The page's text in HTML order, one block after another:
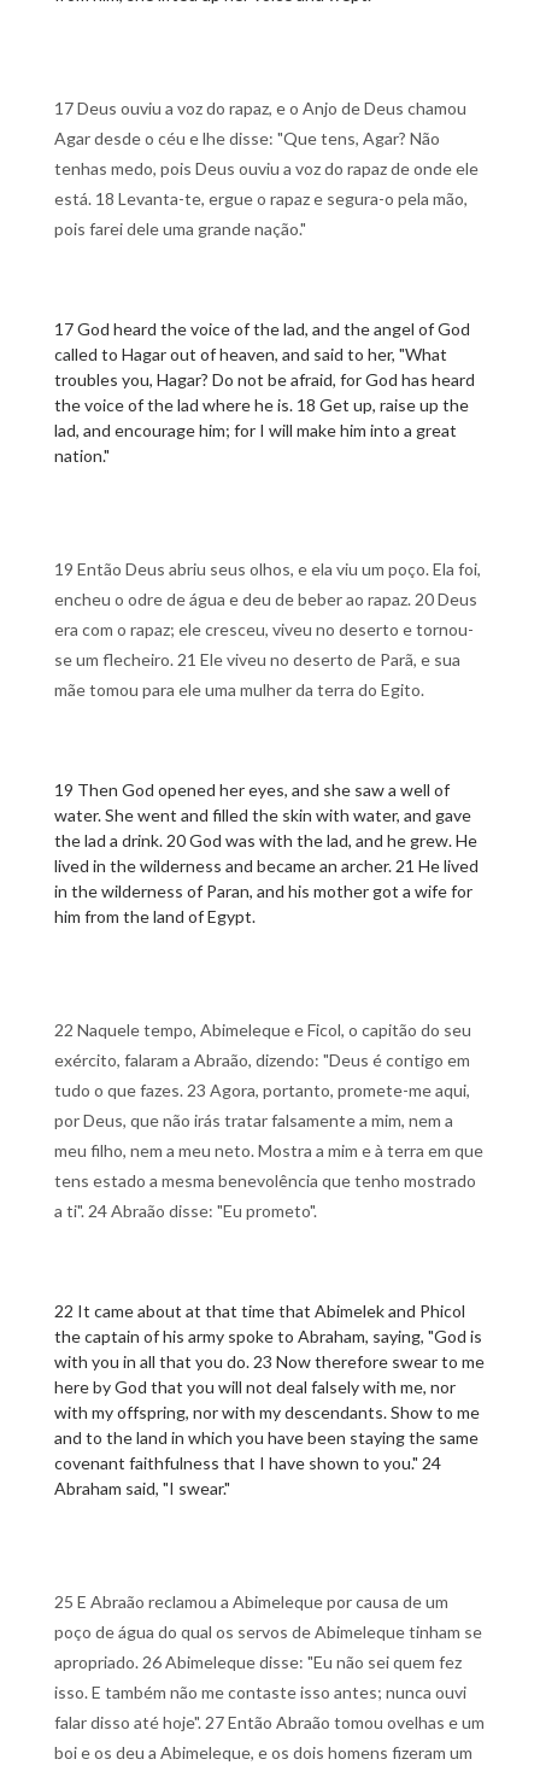
17 Deus ouviu a voz do rapaz, e o Anjo de Deus chamou
Agar desde o céu e lhe disse: "Que tens, Agar? Não
tenhas medo, pois Deus ouviu a voz do rapaz de onde ele
está. 18 Levanta-te, ergue o rapaz e segura-o pela mão,
pois farei dele uma grande nação."
17 God heard the voice of the lad, and the angel of God
called to Hagar out of heaven, and said to her, "What
troubles you, Hagar? Do not be afraid, for God has heard
the voice of the lad where he is. 18 Get up, raise up the
lad, and encourage him; for I will make him into a great
nation."
19 Então Deus abriu seus olhos, e ela viu um poço. Ela foi,
encheu o odre de água e deu de beber ao rapaz. 20 Deus
era com o rapaz; ele cresceu, viveu no deserto e tornou-
se um flecheiro. 21 Ele viveu no deserto de Parã, e sua
mãe tomou para ele uma mulher da terra do Egito.
19 Then God opened her eyes, and she saw a well of
water. She went and filled the skin with water, and gave
the lad a drink. 20 God was with the lad, and he grew. He
lived in the wilderness and became an archer. 21 He lived
in the wilderness of Paran, and his mother got a wife for
him from the land of Egypt.
22 Naquele tempo, Abimeleque e Ficol, o capitão do seu
exército, falaram a Abraão, dizendo: "Deus é contigo em
tudo o que fazes. 23 Agora, portanto, promete-me aqui,
por Deus, que não irás tratar falsamente a mim, nem a
meu filho, nem a meu neto. Mostra a mim e à terra em que
tens estado a mesma benevolência que tenho mostrado
a ti". 24 Abraão disse: "Eu prometo".
22 It came about at that time that Abimelek and Phicol
the captain of his army spoke to Abraham, saying, "God is
with you in all that you do. 23 Now therefore swear to me
here by God that you will not deal falsely with me, nor
with my offspring, nor with my descendants. Show to me
and to the land in which you have been staying the same
covenant faithfulness that I have shown to you." 24
Abraham said, "I swear."
25 E Abraão reclamou a Abimeleque por causa de um
poço de água do qual os servos de Abimeleque tinham se
apropriado. 26 Abimeleque disse: "Eu não sei quem fez
isso. E também não me contaste isso antes; nunca ouvi
falar disso até hoje". 27 Então Abraão tomou ovelhas e um
boi e os deu a Abimeleque, e os dois homens fizeram um